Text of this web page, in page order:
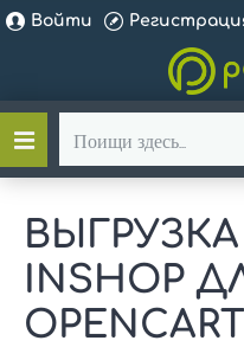
Войти
Поищи
здесь...
INSHOP